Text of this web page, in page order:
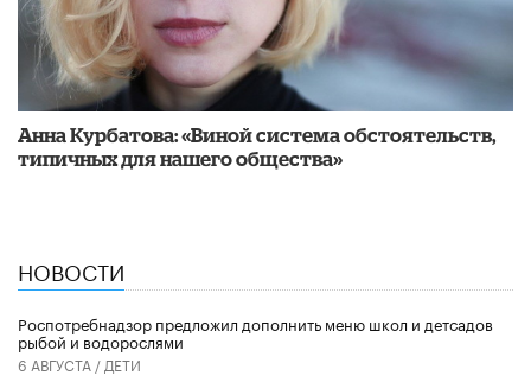
Анна Курбатова: «Виной система обстоятельств,
типичных для нашего общества»
НОВОСТИ
Роспотребнадзор предложил дополнить меню школ и детсадов
рыбой и водорослями
6 АВГУСТА / ДЕТИ